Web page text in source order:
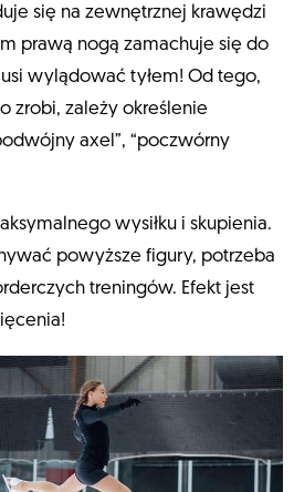
się na zewnętrznej krawędzi
prawą nogą zamachuje się do
wylądować tyłem! Od tego,
zrobi, zależy określenie
axel”, “poczwórny
wysiłku i skupienia.
powyższe figury, potrzeba
treningów. Efekt jest